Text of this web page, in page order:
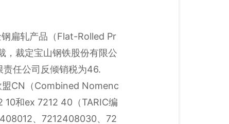
扁轧产品（Flat-Rolled Pr
裁定宝山钢铁股份有限公
责任公司反倾销税为46.
盟CN（Combined Nomenc
和ex 7212 40（TARIC编
、7212408030、72